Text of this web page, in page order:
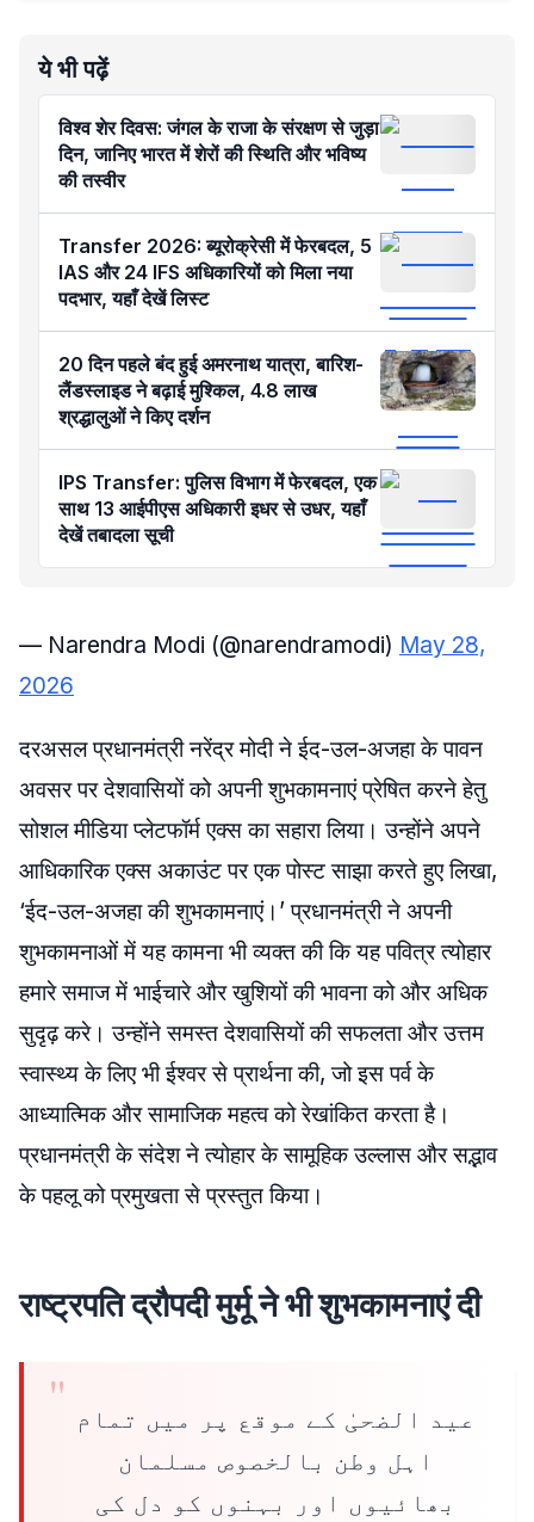
ये भी पढ़ें
विश्व शेर दिवस: जंगल के राजा के संरक्षण से जुड़ा
दिन, जानिए भारत में शेरों की स्थिति और भविष्य
की तस्वीर
Transfer 2026: ब्यूरोक्रेसी में फेरबदल, 5
IAS और 24 IFS अधिकारियों को मिला नया
पदभार, यहाँ देखें लिस्ट
20 दिन पहले बंद हुई अमरनाथ यात्रा, बारिश-
लैंडस्लाइड ने बढ़ाई मुश्किल, 4.8 लाख
श्रद्धालुओं ने किए दर्शन
IPS Transfer: पुलिस विभाग में फेरबदल, एक
साथ 13 आईपीएस अधिकारी इधर से उधर, यहाँ
देखें तबादला सूची
— Narendra Modi (@narendramodi) May 28,
2026
दरअसल प्रधानमंत्री नरेंद्र मोदी ने ईद-उल-अजहा के पावन
अवसर पर देशवासियों को अपनी शुभकामनाएं प्रेषित करने हेतु
सोशल मीडिया प्लेटफॉर्म एक्स का सहारा लिया। उन्होंने अपने
आधिकारिक एक्स अकाउंट पर एक पोस्ट साझा करते हुए लिखा,
‘ईद-उल-अजहा की शुभकामनाएं।’ प्रधानमंत्री ने अपनी
शुभकामनाओं में यह कामना भी व्यक्त की कि यह पवित्र त्योहार
हमारे समाज में भाईचारे और खुशियों की भावना को और अधिक
सुदृढ़ करे। उन्होंने समस्त देशवासियों की सफलता और उत्तम
स्वास्थ्य के लिए भी ईश्वर से प्रार्थना की, जो इस पर्व के
आध्यात्मिक और सामाजिक महत्व को रेखांकित करता है।
प्रधानमंत्री के संदेश ने त्योहार के सामूहिक उल्लास और सद्भाव
के पहलू को प्रमुखता से प्रस्तुत किया।
राष्ट्रपति द्रौपदी मुर्मू ने भी शुभकामनाएं दी
عید الضحیٰ کے موقع پر میں تمام
اہل وطن بالخصوص مسلمان
بھائیوں اور بہنوں کو دل کی